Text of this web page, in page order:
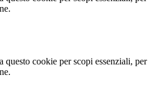
questo cookie per scopi essenziali, per